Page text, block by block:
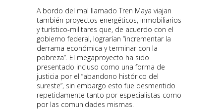
A bordo del mal llamado Tren Maya viajan
también proyectos energéticos, inmobiliarios
y turístico-militares que, de acuerdo con el
gobierno federal, lograrían “incrementar la
derrama económica y terminar con la
pobreza”. El megaproyecto ha sido
presentado incluso como una forma de
justicia por el “abandono histórico del
sureste”, sin embargo esto fue desmentido
repetidamente tanto por especialistas como
por las comunidades mismas.